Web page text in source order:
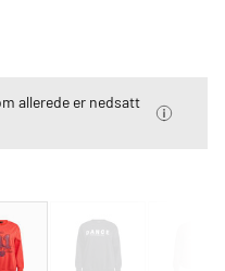
allerede er nedsatt